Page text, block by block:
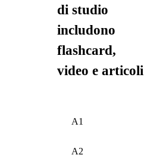
di studio
includono
flashcard,
video e articoli
A1
A2